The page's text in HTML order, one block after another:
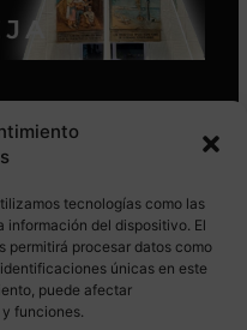
tecnologías como las
información del dispositivo. El
permitirá procesar datos como
únicas en este
puede afectar
funciones.
SOCIALES